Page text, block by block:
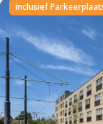
inclusief